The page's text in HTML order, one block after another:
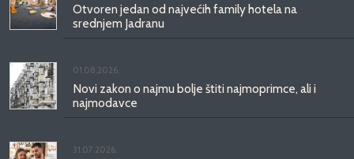
Otvoren jedan od najvećih family hotela na
srednjem Jadranu
01.08.2026.
Novi zakon o najmu bolje štiti najmoprimce, ali i
najmodavce
31.07.2026.